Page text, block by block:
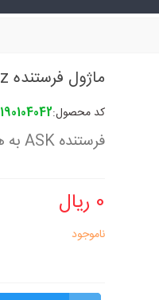
ماژول فرستنده FSK-4 433Mhz
کد محصول:190104042
فرستنده ASK به همراه اینکودر PT2262 با توان 400mW
0 ریال
ناموجود